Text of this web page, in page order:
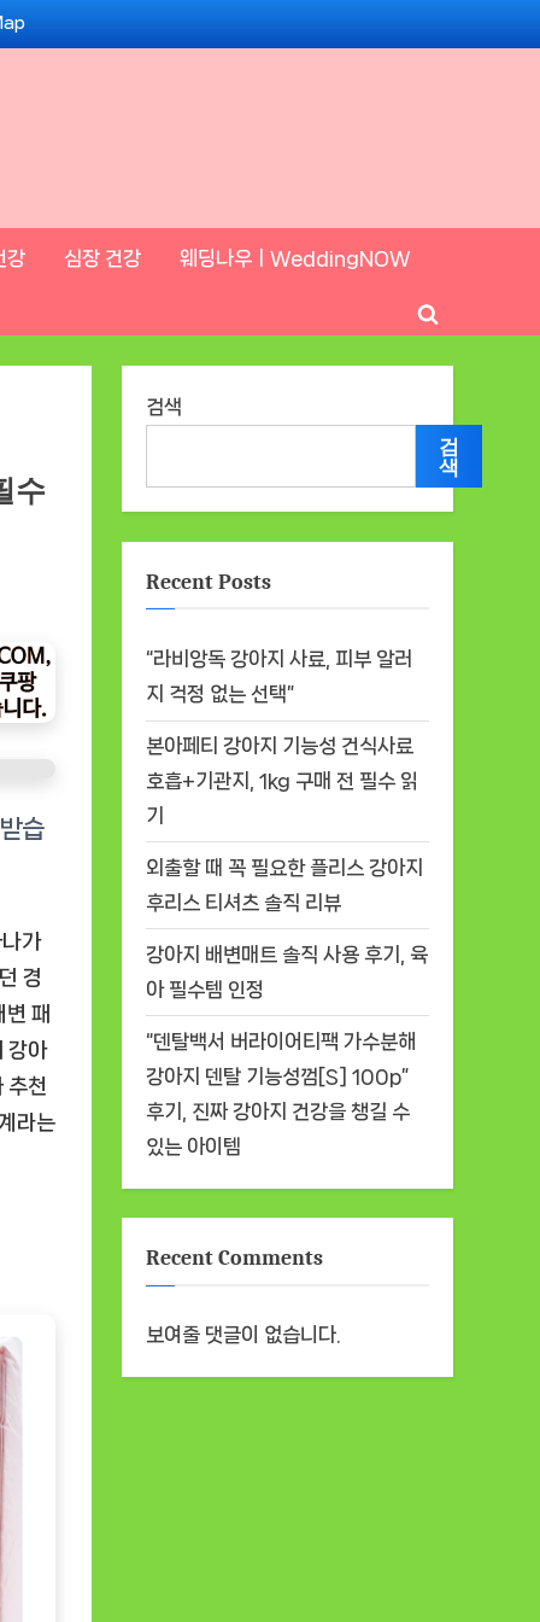
강 심장 건강 웨딩나우ㅣWeddingNOW
Toggle
search
수
가
경
패
강아
추천
라는
검색
검
색
Recent Posts
“라비앙독 강아지 사료, 피부 알러
지 걱정 없는 선택”
본아페티 강아지 기능성 건식사료
호흡+기관지, 1kg 구매 전 필수 읽
기
외출할 때 꼭 필요한 플리스 강아지
후리스 티셔츠 솔직 리뷰
강아지 배변매트 솔직 사용 후기, 육
아 필수템 인정
“덴탈백서 버라이어티팩 가수분해
강아지 덴탈 기능성껌[S] 100p”
후기, 진짜 강아지 건강을 챙길 수
있는 아이템
Recent Comments
보여줄 댓글이 없습니다.